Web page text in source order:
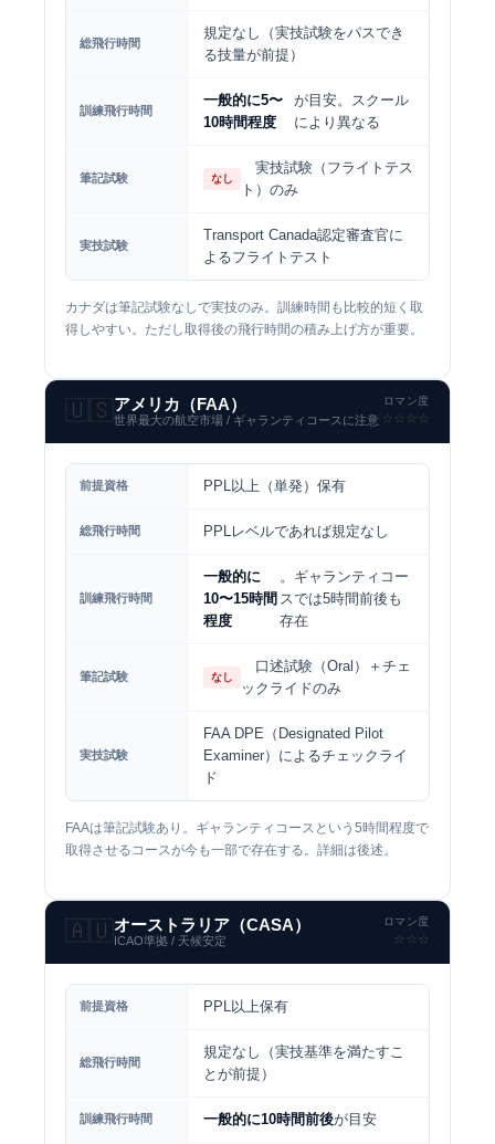
総飛行時間
規定なし（実技試験をパスでき
る技量が前提）
訓練飛行時間
一般的に5〜
10時間程度
が目安。スクール
により異なる
筆記試験 なし
実技試験（フライトテス
ト）のみ
実技試験
Transport Canada認定審査官に
よるフライトテスト
カナダは筆記試験なしで実技のみ。訓練時間も比較的短く取
得しやすい。ただし取得後の飛行時間の積み上げ方が重要。
🇺🇸アメリカ（FAA）
世界最大の航空市場 / ギャランティコースに注意
ロマン度
⭐️⭐️⭐️⭐️
前提資格 PPL以上（単発）保有
総飛行時間 PPLレベルであれば規定なし
訓練飛行時間
一般的に
10〜15時間
程度
。ギャランティコー
スでは5時間前後も
存在
筆記試験 なし
口述試験（Oral）＋チェ
ックライドのみ
実技試験
FAA DPE（Designated Pilot
Examiner）によるチェックライ
ド
FAAは筆記試験あり。ギャランティコースという5時間程度で
取得させるコースが今も一部で存在する。詳細は後述。
🇦🇺オーストラリア（CASA）
ICAO準拠 / 天候安定
ロマン度
⭐️⭐️⭐️
前提資格 PPL以上保有
総飛行時間
規定なし（実技基準を満たすこ
とが前提）
訓練飛行時間 一般的に10時間前後が目安